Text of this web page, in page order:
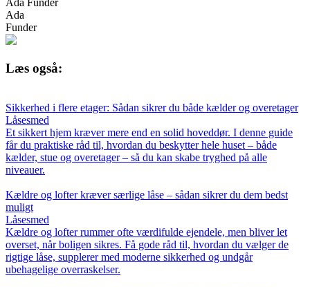
Ada Funder
Ada
Funder
Læs også:
Sikkerhed i flere etager: Sådan sikrer du både kælder og overetager
Låsesmed
Et sikkert hjem kræver mere end en solid hoveddør. I denne guide
får du praktiske råd til, hvordan du beskytter hele huset – både
kælder, stue og overetager – så du kan skabe tryghed på alle
niveauer.
Kældre og lofter kræver særlige låse – sådan sikrer du dem bedst
muligt
Låsesmed
Kældre og lofter rummer ofte værdifulde ejendele, men bliver let
overset, når boligen sikres. Få gode råd til, hvordan du vælger de
rigtige låse, supplerer med moderne sikkerhed og undgår
ubehagelige overraskelser.